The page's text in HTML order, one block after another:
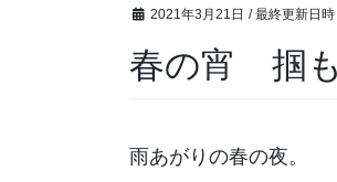
2021年3月21日 / 最終更新日時
春の宵 掴
雨あがりの春の夜。